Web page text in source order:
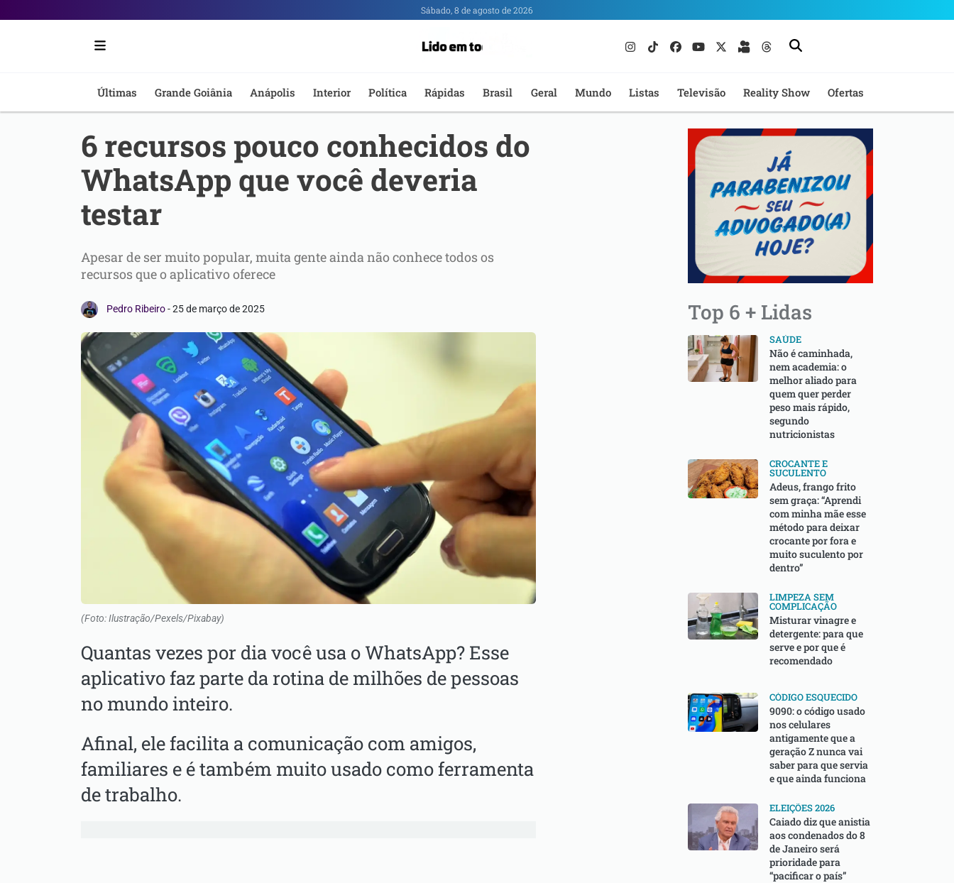
Portal
Notícias
Anápolis
Sábado, 8 de agosto de 2026
Últimas Grande Goiânia Anápolis Interior Política Rápidas Brasil Geral Mundo Listas Televisão Reality Show Ofertas
6 recursos pouco conhecidos do
WhatsApp que você deveria
testar
Apesar de ser muito popular, muita gente ainda não conhece todos os
recursos que o aplicativo oferece
Pedro Ribeiro-25 de março de 2025
(Foto: Ilustração/Pexels/Pixabay)
Quantas vezes por dia você usa o WhatsApp? Esse
aplicativo faz parte da rotina de milhões de pessoas
no mundo inteiro.
Afinal, ele facilita a comunicação com amigos,
familiares e é também muito usado como ferramenta
de trabalho.
Top 6 + Lidas
SAÚDE
Não é caminhada,
nem academia: o
melhor aliado para
quem quer perder
peso mais rápido,
segundo
nutricionistas
CROCANTE E
SUCULENTO
Adeus, frango frito
sem graça: “Aprendi
com minha mãe esse
método para deixar
crocante por fora e
muito suculento por
dentro”
LIMPEZA SEM
COMPLICAÇÃO
Misturar vinagre e
detergente: para que
serve e por que é
recomendado
CÓDIGO ESQUECIDO
9090: o código usado
nos celulares
antigamente que a
geração Z nunca vai
saber para que servia
e que ainda funciona
ELEIÇÕES 2026
Caiado diz que anistia
aos condenados do 8
de Janeiro será
prioridade para
“pacificar o país”